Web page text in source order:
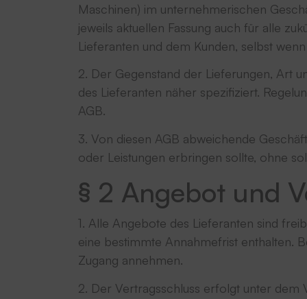
Maschinen) im unternehmerischen
jeweils aktuellen Fassung auch für alle
Lieferanten und dem Kunden, selbst
2. Der Gegenstand der Lieferungen, Art
des Lieferanten näher spezifiziert.
AGB.
3. Von diesen AGB abweichende
oder Leistungen erbringen sollte, ohne
§ 2 Angebot und
1. Alle Angebote des Lieferanten sind
eine bestimmte Annahmefrist enthalten.
Zugang annehmen.
2. Der Vertragsschluss erfolgt unter dem